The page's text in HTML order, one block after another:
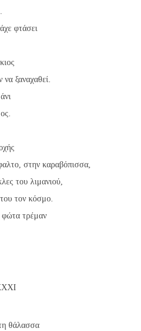
φτάσει
ξαναχαθεί.
στην καραβόπισσα,
του λιμανιού,
τον κόσμο.
φώτα τρέμαν
θάλασσα